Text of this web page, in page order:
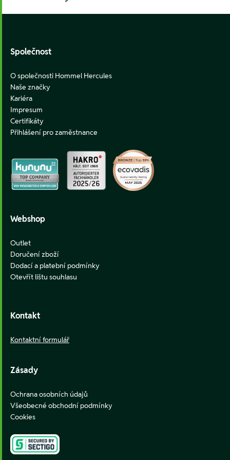
Společnost
O společnosti Hommel Hercules
Naše značky
Kariéra
Impresum
Certifikáty
Přihlášení pro zaměstnance
Webshop
Outlet
Doručení zboží
Dodací a platební podmínky
Otevřít lištu souhlasu
Kontakt
Kontaktní formulář
Zásady
Ochrana osobních údajů
Všeobecné obchodní podmínky
Cookies